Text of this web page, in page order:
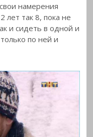
намерения
лет так 8, пока не
и сидеть водной и
по ней и